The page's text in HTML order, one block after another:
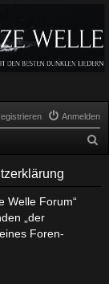
Anmelden
Welle Forum“
„der
Foren-